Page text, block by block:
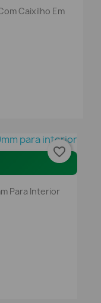
Caixilho Em
Para Interior
favorite_border